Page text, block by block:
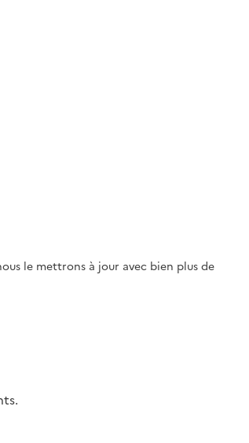
le mettrons à jour avec bien plus de